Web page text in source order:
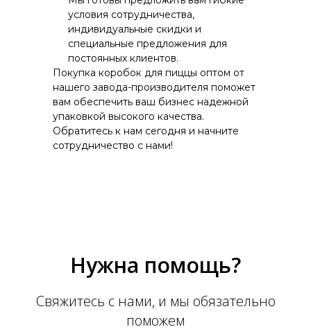
условия сотрудничества,
индивидуальные скидки и
специальные предложения для
постоянных клиентов.
Покупка коробок для пиццы оптом от
нашего завода-производителя поможет
вам обеспечить ваш бизнес надежной
упаковкой высокого качества.
Обратитесь к нам сегодня и начните
сотрудничество с нами!
Нужна помощь?
Свяжитесь с нами, и мы обязательно
поможем